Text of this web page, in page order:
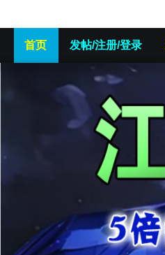
首页 发帖/注册/登录